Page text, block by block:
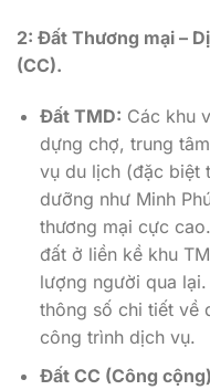
2: Đất Thương mại –
(CC).
Đất TMD: Các khu
dựng chợ, trung
vụ du lịch (đặc biệt
dưỡng như Minh
thương mại cực
đất ở liền kề khu
lượng người qua
thông số chi tiết về
công trình dịch vụ.
Đất CC (Công